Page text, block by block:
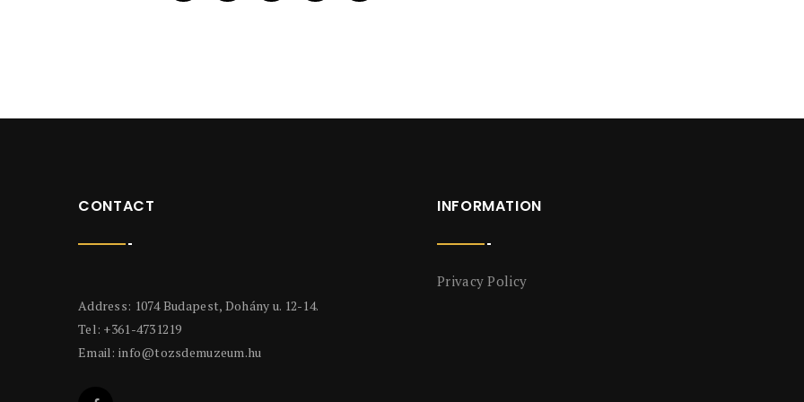
CONTACT
Address: 1074 Budapest, Dohány u. 12-14.
Tel: +361-4731219
Email: info@tozsdemuzeum.hu
INFORMATION
Privacy Policy